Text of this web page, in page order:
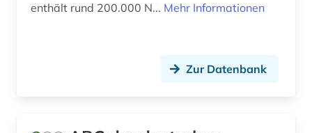
berlin (2)
berufsforschung (1)
Lettland (1)
Luxemburg (1)
Makedonien (1)
enthält rund 200.000 N... Mehr Informationen
Zur Datenbank